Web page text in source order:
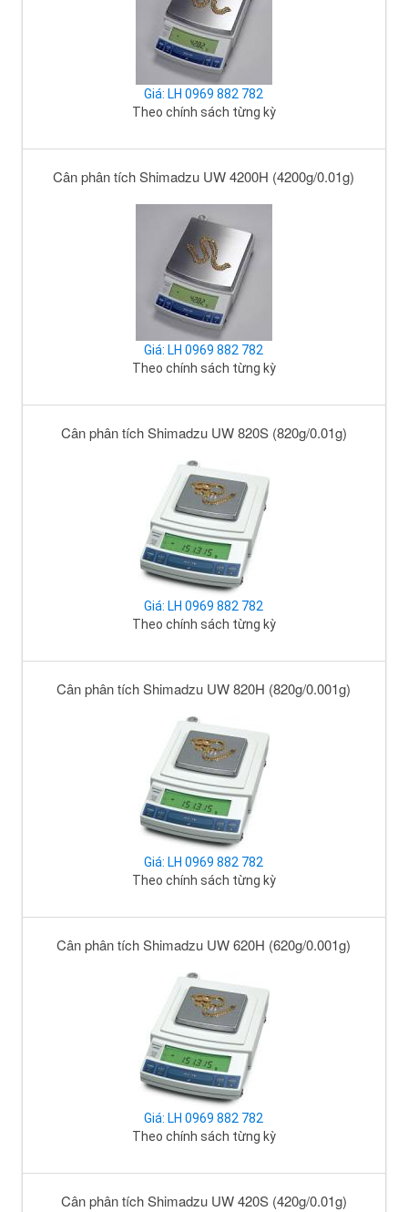
Giá: LH 0969 882 782
Theo chính sách từng kỳ
Cân phân tích Shimadzu UW 4200H (4200g/0.01g)
Giá: LH 0969 882 782
Theo chính sách từng kỳ
Cân phân tích Shimadzu UW 820S (820g/0.01g)
Giá: LH 0969 882 782
Theo chính sách từng kỳ
Cân phân tích Shimadzu UW 820H (820g/0.001g)
Giá: LH 0969 882 782
Theo chính sách từng kỳ
Cân phân tích Shimadzu UW 620H (620g/0.001g)
Giá: LH 0969 882 782
Theo chính sách từng kỳ
Cân phân tích Shimadzu UW 420S (420g/0.01g)